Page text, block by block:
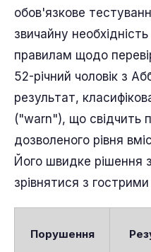
обов'язкове
звичайну
правилам щодо
52-річний чоловік з
результат,
("warn"), що свідчить
дозволеного рівня
Його швидке рішення
зрівнятися з
Порушення